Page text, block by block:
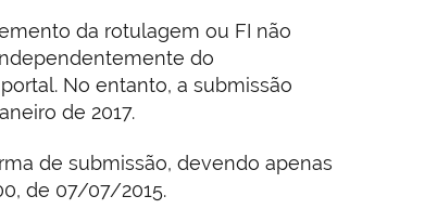
da rotulagem ou FI não
do
No entanto, a submissão
de 2017.
de submissão, devendo apenas
de 07/07/2015.